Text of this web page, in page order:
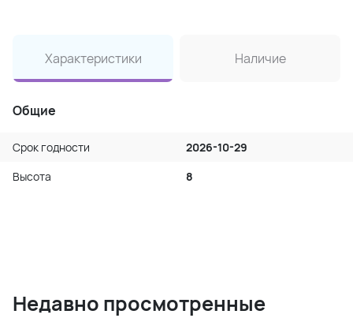
Характеристики Наличие
Общие
Срок годности
2026-10-29
Высота
8
Недавно просмотренные